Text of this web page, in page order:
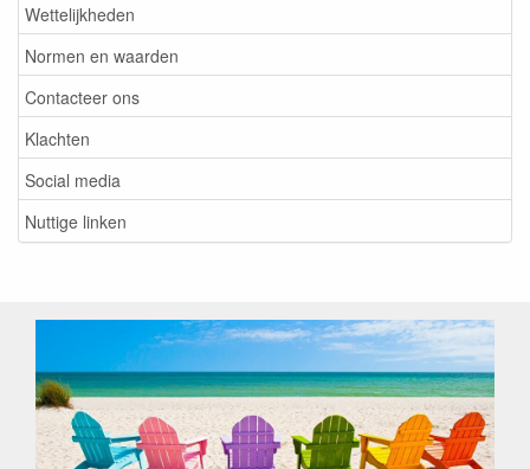
Wettelijkheden
Normen en waarden
Contacteer ons
Klachten
Social media
Nuttige linken